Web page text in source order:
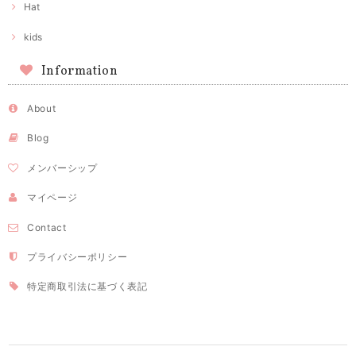
Hat
kids
Information
About
Blog
メンバーシップ
マイページ
Contact
プライバシーポリシー
特定商取引法に基づく表記